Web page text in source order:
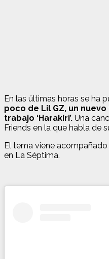
En las últimas horas se ha
poco de Lil GZ, un
trabajo ‘Harakiri’. Una
Friends en la que habla de
El tema viene
en La Séptima.